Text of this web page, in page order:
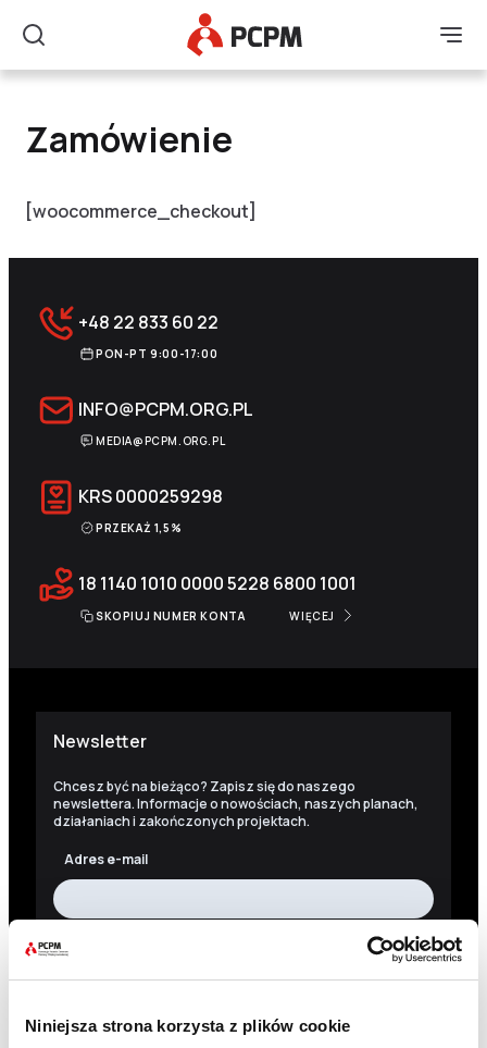
Niniejsza strona korzysta z plików cookie
Szukaj
Główne Logo
Zamówienie
Zamówienie
[woocommerce_checkout]
+48 22 833 60 22
PON-PT 9:00-17:00
INFO@PCPM.ORG.PL
MEDIA@PCPM.ORG.PL
KRS0000259298
PRZEKAŻ 1,5%
18 1140 1010 0000 5228 6800 1001
SKOPIUJ NUMER KONTA WIĘCEJ
Newsletter
Chcesz być na bieżąco? Zapisz się do naszego
newslettera. Informacje o nowościach, naszych planach,
działaniach i zakończonych projektach.
Adres e-mail
Nazwisko